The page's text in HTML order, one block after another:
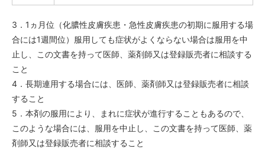
3．1ヵ月位（化膿性皮膚疾患・急性皮膚疾患の初期に服用する場
合には1週間位）服用しても症状がよくならない場合は服用を中
止し、この文書を持って医師、薬剤師又は登録販売者に相談する
こと
4．長期連用する場合には、医師、薬剤師又は登録販売者に相談
すること
5．本剤の服用により、まれに症状が進行することもあるので、
このような場合には、服用を中止し、この文書を持って医師、薬
剤師又は登録販売者に相談すること